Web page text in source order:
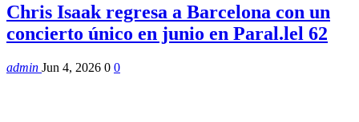
Chris Isaak regresa a Barcelona con un
concierto único en junio en Paral.lel 62
admin Jun 4, 2026 0 0